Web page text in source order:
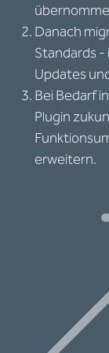
Danach
Standards
Updates
Bei Bedarf
Plugin
erweitern.